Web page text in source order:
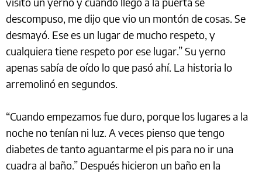
descompuso, me dijo que vio un montón de cosas. Se
desmayó. Ese es un lugar de mucho respeto, y
cualquiera tiene respeto por ese lugar.” Su yerno
apenas sabía de oído lo que pasó ahí. La historia lo
arremolinó en segundos.
“Cuando empezamos fue duro, porque los lugares a la
noche no tenían ni luz. A veces pienso que tengo
diabetes de tanto aguantarme el pis para no ir una
cuadra al baño.” Después hicieron un baño en la